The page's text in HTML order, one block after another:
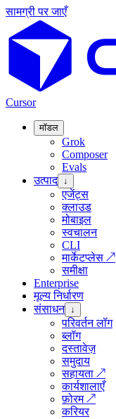
सामग्री पर जाएँ
Cursor
मॉडल
Grok
Composer
Evals
उत्पाद ↓
एजेंट्स
क्लाउड
मोबाइल
स्वचालन
CLI
मार्केटप्लेस ↗
समीक्षा
Enterprise
मूल्य निर्धारण
संसाधन ↓
परिवर्तन लॉग
ब्लॉग
दस्तावेज़
समुदाय
सहायता ↗
कार्यशालाएँ
फ़ोरम↗
करियर